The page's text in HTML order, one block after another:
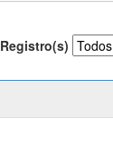
Registro(s)